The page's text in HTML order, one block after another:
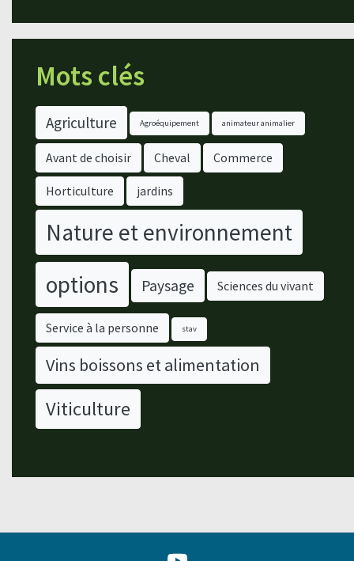
Mots clés
Agriculture Agroéquipement animateur animalier
Avant de choisir Cheval Commerce
Horticulture jardins
Nature et environnement
options
Paysage Sciences du vivant
Service à la personne stav
Vins boissons et alimentation
Viticulture